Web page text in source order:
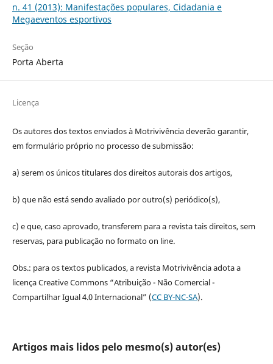
n. 41 (2013): Manifestações populares, Cidadania e
Megaeventos esportivos
Seção
Porta Aberta
Licença
Os autores dos textos enviados à Motrivivência deverão garantir,
em formulário próprio no processo de submissão:
a) serem os únicos titulares dos direitos autorais dos artigos,
b) que não está sendo avaliado por outro(s) periódico(s),
c) e que, caso aprovado, transferem para a revista tais direitos, sem
reservas, para publicação no formato on line.
Obs.: para os textos publicados, a revista Motrivivência adota a
licença Creative Commons “Atribuição - Não Comercial -
Compartilhar Igual 4.0 Internacional” (CC BY-NC-SA).
Artigos mais lidos pelo mesmo(s) autor(es)